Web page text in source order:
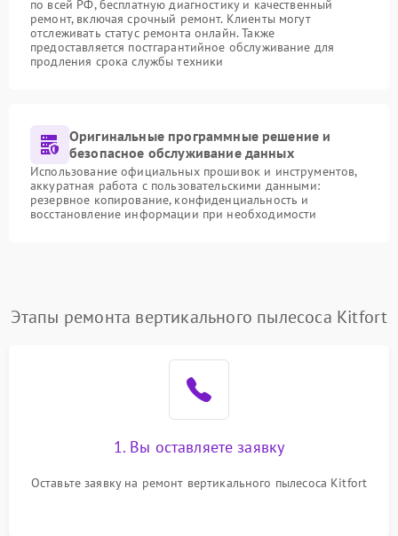
по всей РФ, бесплатную диагностику и качественный
ремонт, включая срочный ремонт. Клиенты могут
отслеживать статус ремонта онлайн. Также
предоставляется постгарантийное обслуживание для
продления срока службы техники
Оригинальные программные решение и
безопасное обслуживание данных
Использование официальных прошивок и инструментов,
аккуратная работа с пользовательскими данными:
резервное копирование, конфиденциальность и
восстановление информации при необходимости
Этапы ремонта вертикального пылесоса Kitfort
1. Вы оставляете заявку
Оставьте заявку на ремонт вертикального пылесоса Kitfort